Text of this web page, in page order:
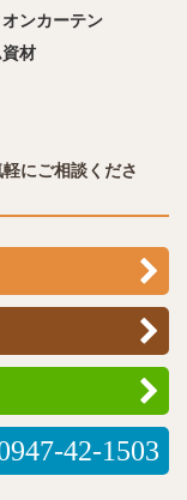
ンカーテン
材
にご相談くださ
42-1503